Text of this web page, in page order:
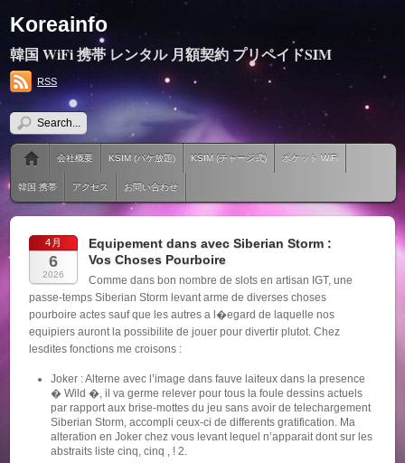
Koreainfo
韓国 WiFi 携帯 レンタル 月額契約 プリペイドSIM
RSS
会社概要 KSIM (パケ放題) KSIM (チャージ式) ポケット WiFi
韓国 携帯 アクセス お問い合わせ
4月
6
2026
Equipement dans avec Siberian Storm :
Vos Choses Pourboire
Comme dans bon nombre de slots en artisan IGT, une
passe-temps Siberian Storm levant arme de diverses choses
pourboire actes sauf que les autres a l�egard de laquelle nos
equipiers auront la possibilite de jouer pour divertir plutot. Chez
lesdites fonctions me croisons :
Joker : Alterne avec l’image dans fauve laiteux dans la presence
� Wild �, il va germe relever pour tous la foule dessins actuels
par rapport aux brise-mottes du jeu sans avoir de telechargement
Siberian Storm, accompli ceux-ci de differents gratification. Ma
alteration en Joker chez vous levant lequel n’apparait dont sur les
abstraits liste cinq, cinq , ! 2.